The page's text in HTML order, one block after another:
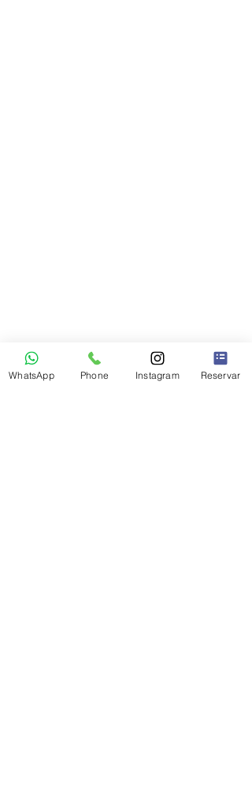
WhatsApp Phone Instagram Reservar